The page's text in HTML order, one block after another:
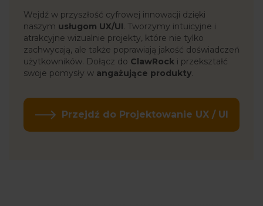
Wejdź w przyszłość cyfrowej innowacji dzięki
naszym usługom UX/UI. Tworzymy intuicyjne i
atrakcyjne wizualnie projekty, które nie tylko
zachwycają, ale także poprawiają jakość doświadczeń
użytkowników. Dołącz do ClawRock i przekształć
swoje pomysły w angażujące produkty.
Przejdź do Projektowanie UX / UI